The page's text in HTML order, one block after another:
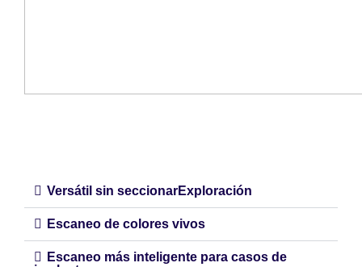
Versátil sin seccionarExploración
Escaneo de colores vivos
Escaneo más inteligente para casos de